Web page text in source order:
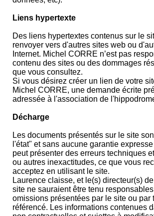
Liens hypertexte
Des liens hypertextes contenus sur le
renvoyer vers d'autres sites web ou
Internet. Michel CORRE n’est pas
contenu des sites ou des dommages
que vous consultez.
Si vous désirez créer un lien de votre
Michel CORRE, une demande écrite
adressée à l'association de
Décharge
Les documents présentés sur le site
l'état" et sans aucune garantie
peut présenter des erreurs techniques
ou autres inexactitudes, ce que vous
acceptez en utilisant le site.
Laurence claisse, et le(s) directeur(s)
site ne sauraient être tenu
omissions présentées par le site ou par
référencé. Les informations contenues